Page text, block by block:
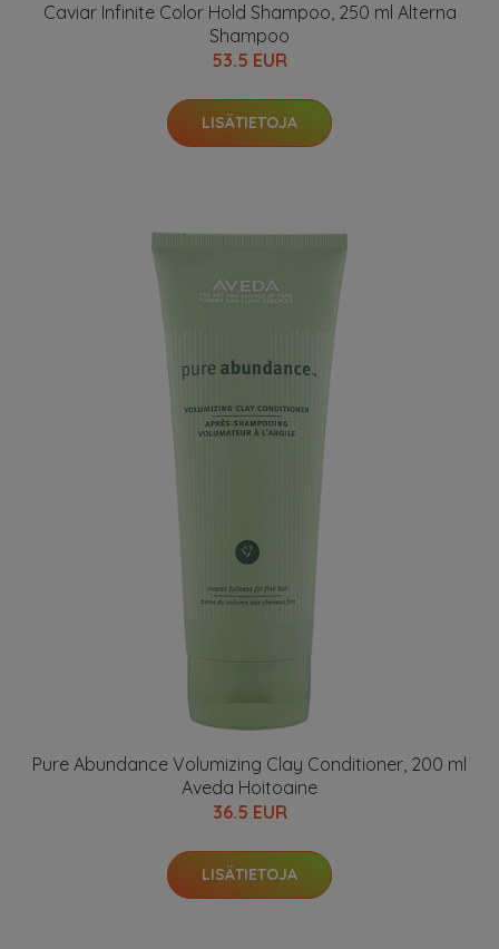
Caviar Infinite Color Hold Shampoo, 250 ml Alterna
Shampoo
53.5 EUR
LISÄTIETOJA
Pure Abundance Volumizing Clay Conditioner, 200 ml
Aveda Hoitoaine
36.5 EUR
LISÄTIETOJA